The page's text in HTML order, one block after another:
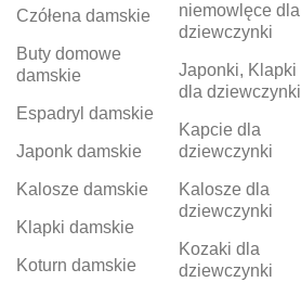
Czółena damskie
Buty domowe
damskie
Espadryl damskie
Japonk damskie
Kalosze damskie
Klapki damskie
Koturn damskie
niemowlęce dla
dziewczynki
Japonki, Klapki
dla dziewczynki
Kapcie dla
dziewczynki
Kalosze dla
dziewczynki
Kozaki dla
dziewczynki